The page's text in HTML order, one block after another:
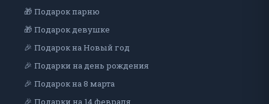
🎁 Подарок парню
🎁 Подарок девушке
🎉 Подарок на Новый год
🎉 Подарки на день рождения
🎉 Подарок на 8 марта
🎉 Подарки на 14 февраля